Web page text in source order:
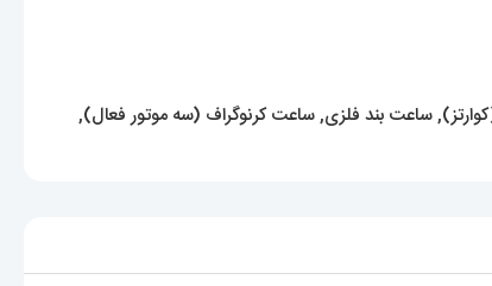
,ساعت بند فلزی,ساعت کرنوگراف (سه موتور فعال),